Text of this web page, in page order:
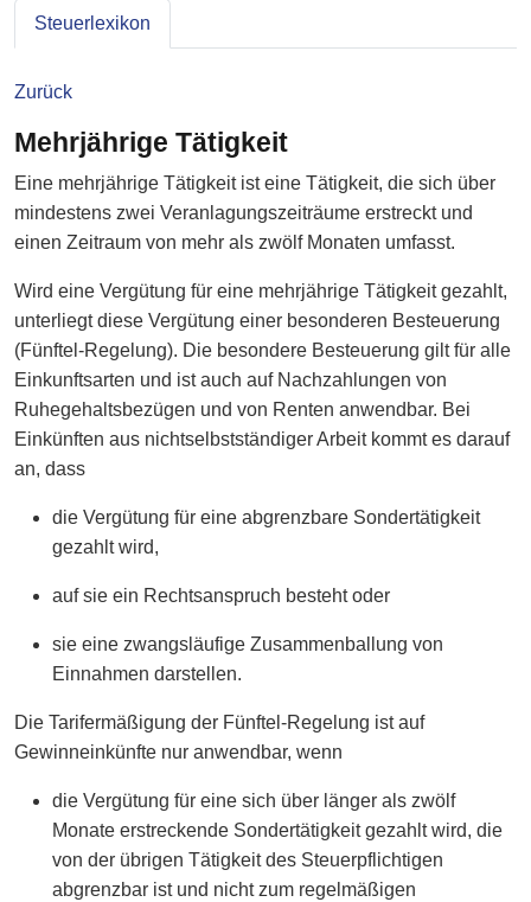
Steuerlexikon
Zurück
Mehrjährige Tätigkeit
Eine mehrjährige Tätigkeit ist eine Tätigkeit, die sich über
mindestens zwei Veranlagungszeiträume erstreckt und
einen Zeitraum von mehr als zwölf Monaten umfasst.
Wird eine Vergütung für eine mehrjährige Tätigkeit gezahlt,
unterliegt diese Vergütung einer besonderen Besteuerung
(Fünftel-Regelung). Die besondere Besteuerung gilt für alle
Einkunftsarten und ist auch auf Nachzahlungen von
Ruhegehaltsbezügen und von Renten anwendbar. Bei
Einkünften aus nichtselbstständiger Arbeit kommt es darauf
an, dass
die Vergütung für eine abgrenzbare Sondertätigkeit
gezahlt wird,
auf sie ein Rechtsanspruch besteht oder
sie eine zwangsläufige Zusammenballung von
Einnahmen darstellen.
Die Tarifermäßigung der Fünftel-Regelung ist auf
Gewinneinkünfte nur anwendbar, wenn
die Vergütung für eine sich über länger als zwölf
Monate erstreckende Sondertätigkeit gezahlt wird, die
von der übrigen Tätigkeit des Steuerpflichtigen
abgrenzbar ist und nicht zum regelmäßigen